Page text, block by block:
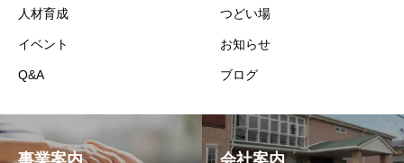
人材育成
イベント
Q&A
つどい場
お知らせ
ブログ
事業案内 会社案内